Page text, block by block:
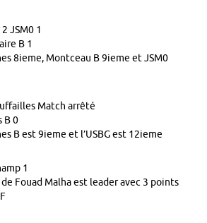
JSM0 1
B 1
8ieme, Montceau B 9ieme et JSM0
Match arrêté
B 0
B est 9ieme et l’USBG est 12ieme
1
Fouad Malha est leader avec 3 points